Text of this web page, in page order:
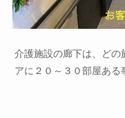
介護施設の廊下は、どの
アに２０～３０部屋ある